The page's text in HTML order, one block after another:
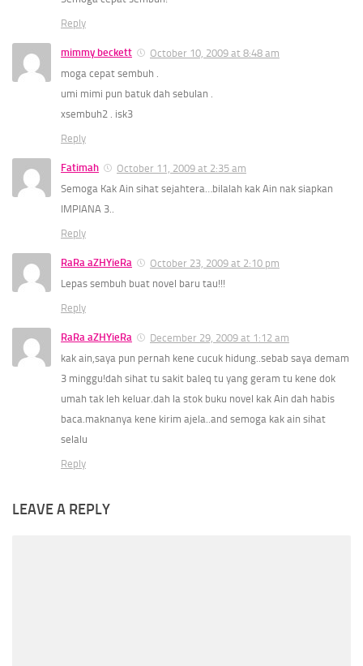
Reply
mimmy beckett
October 10, 2009 at 8:48 am
moga cepat sembuh .
umi mimi pun batuk dah sebulan .
xsembuh2 . isk3
Reply
Fatimah
October 11, 2009 at 2:35 am
Semoga Kak Ain sihat sejahtera…bilalah kak Ain nak siapkan
IMPIANA 3..
Reply
RaRa aZHYieRa
October 23, 2009 at 2:10 pm
Lepas sembuh buat novel baru tau!!!
Reply
RaRa aZHYieRa
December 29, 2009 at 1:12 am
kak ain,saya pun pernah kene cucuk hidung..sebab saya demam
3 minggu!dah sihat tu sakit baleq tu yang geram tu kene dok
umah tak leh keluar.dah la stok buku novel kak Ain dah habis
baca.maknanya kene kirim ajela..and semoga kak ain sihat
selalu
Reply
LEAVE A REPLY